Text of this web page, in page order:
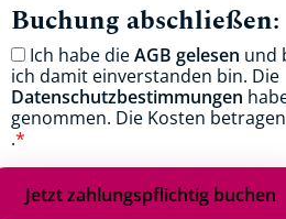
Buchung abschließen:
Ich habe dieAGB gelesen und
ich damit einverstanden bin. Die
Datenschutzbestimmungen
genommen. Die Kosten
.*